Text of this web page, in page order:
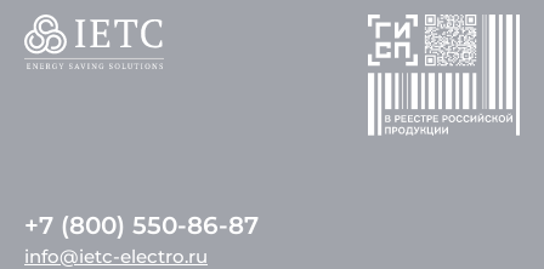
+7 (800) 550-86-87
info@ietc-electro.ru